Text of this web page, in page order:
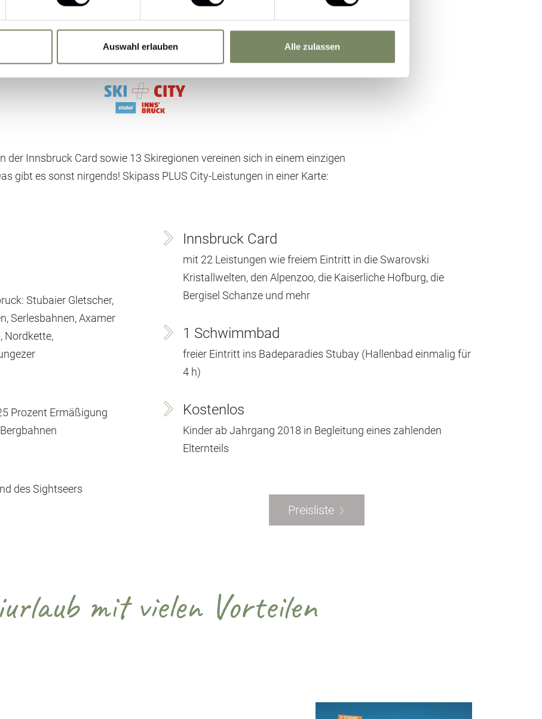
Auswahl erlauben Alle zulassen
EINZIGARTIG
SKI plus CITY Pass
der Innsbruck Card sowie 13 Skiregionen vereinen sich in einem einzigen
gibt es sonst nirgends! Skipass PLUS City-Leistungen in einer Karte:
Stubaier Gletscher,
Serlesbahnen, Axamer
Nordkette,
Prozent Ermäßigung
des Sightseers
Innsbruck Card
mit 22 Leistungen wie freiem Eintritt in die Swarovski
Kristallwelten, den Alpenzoo, die Kaiserliche Hofburg, die
Bergisel Schanze und mehr
1 Schwimmbad
freier Eintritt ins Badeparadies Stubay (Hallenbad einmalig für
4 h)
Kostenlos
Kinder ab Jahrgang 2018 in Begleitung eines zahlenden
Elternteils
Preisliste
mit vielen Vorteilen